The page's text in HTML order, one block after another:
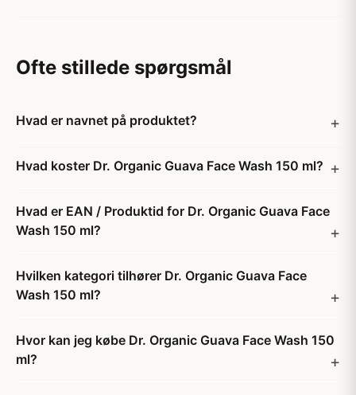
Ofte stillede spørgsmål
Hvad er navnet på produktet?
Hvad koster Dr. Organic Guava Face Wash 150 ml?
Hvad er EAN / Produktid for Dr. Organic Guava Face
Wash 150 ml?
Hvilken kategori tilhører Dr. Organic Guava Face
Wash 150 ml?
Hvor kan jeg købe Dr. Organic Guava Face Wash 150
ml?